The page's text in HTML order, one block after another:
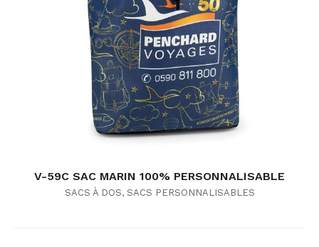
V-59C SAC MARIN 100% PERSONNALISABLE
SACS À DOS, SACS PERSONNALISABLES